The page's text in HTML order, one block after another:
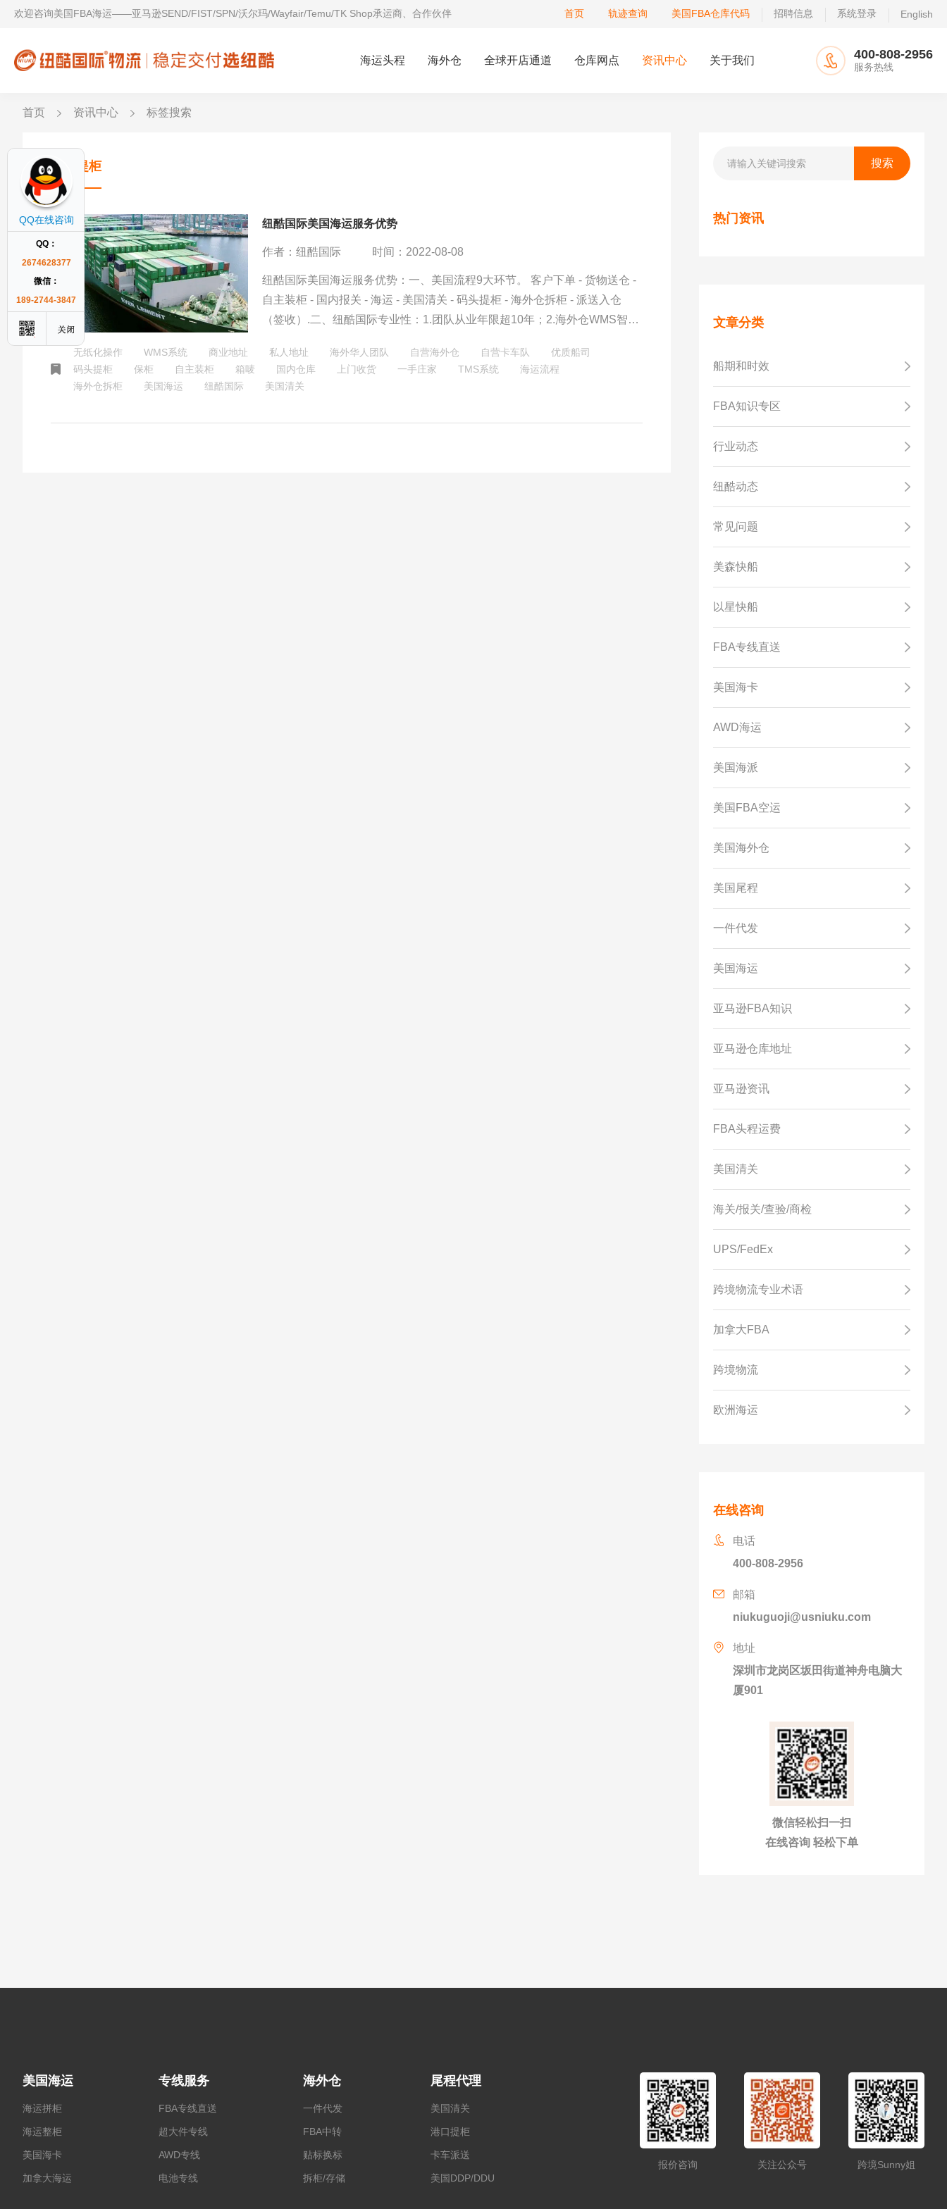
欢迎咨询美国FBA海运——亚马逊SEND/FIST/SPN/沃尔玛/Wayfair/Temu/TK Shop承运商、合作伙伴 首页 轨迹查询 美国FBA仓库代码 招聘信息 系统登录 English
海运头程 海外仓 全球开店通道 仓库网点 资讯中心 关于我们 400-808-2956
服务热线
首页 资讯中心 标签搜索
码头提柜
纽酷国际美国海运服务优势
作者：纽酷国际 时间：2022-08-08
纽酷国际美国海运服务优势：一、美国流程9大环节。 客户下单 - 货物送仓 -
自主装柜 - 国内报关 - 海运 - 美国清关 - 码头提柜 - 海外仓拆柜 - 派送入仓
（签收）.二、纽酷国际专业性：1.团队从业年限超10年；2.海外仓WMS智能
无纸化操作 WMS系统 商业地址 私人地址 海外华人团队 自营海外仓 自营卡车队
优质船司
码头提柜
保柜 自主装柜 箱唛 国内仓库 上门收货 一手庄家 TMS系统
海运流程
海外仓拆柜
美国海运 纽酷国际 美国清关
热门资讯
文章分类
船期和时效
FBA知识专区
行业动态
纽酷动态
常见问题
美森快船
以星快船
FBA专线直送
美国海卡
AWD海运
美国海派
美国FBA空运
美国海外仓
美国尾程
一件代发
美国海运
亚马逊FBA知识
亚马逊仓库地址
亚马逊资讯
FBA头程运费
美国清关
海关/报关/查验/商检
UPS/FedEx
跨境物流专业术语
加拿大FBA
跨境物流
欧洲海运
在线咨询
电话
400-808-2956
邮箱
niukuguoji@usniuku.com
地址
深圳市龙岗区坂田街道神舟电脑大
厦901
微信轻松扫一扫
在线咨询 轻松下单
美国海运
海运拼柜
海运整柜
美国海卡
加拿大海运
专线服务
FBA专线直送
超大件专线
AWD专线
电池专线
海外仓
一件代发
FBA中转
贴标换标
拆柜/存储
尾程代理
美国清关
港口提柜
卡车派送
美国DDP/DDU
报价咨询 关注公众号 跨境Sunny姐
QQ在线咨询
QQ：
2674628377
微信：
189-2744-3847